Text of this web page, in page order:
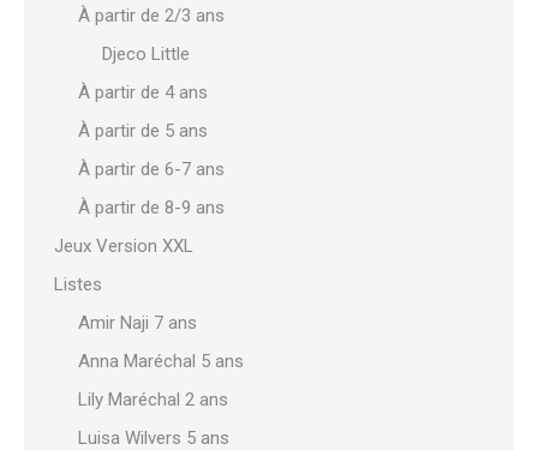
À partir de 2/3 ans
Djeco Little
À partir de 4 ans
À partir de 5 ans
À partir de 6-7 ans
À partir de 8-9 ans
Jeux Version XXL
Listes
Amir Naji 7 ans
Anna Maréchal 5 ans
Lily Maréchal 2 ans
Luisa Wilvers 5 ans